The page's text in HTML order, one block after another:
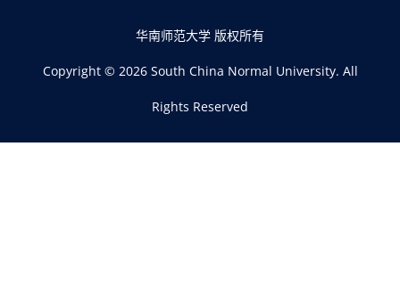
华南师范大学 版权所有
Copyright © 2026 South China Normal University. All
Rights Reserved